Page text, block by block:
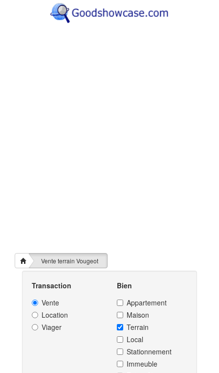
Vente terrain Vougeot
Transaction
Vente
Location
Viager
Bien
Appartement
Maison
Terrain
Local
Stationnement
Immeuble